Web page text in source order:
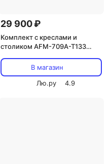
29 900 ₽
Комплект с креслами и
столиком AFM-709A-T133
В магазин
Лю.ру
4.9